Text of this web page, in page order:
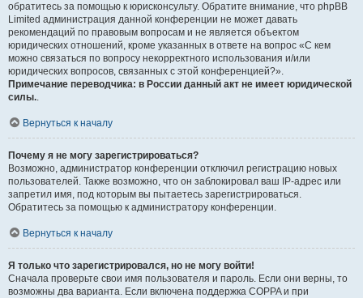
обратитесь за помощью к юрисконсульту. Обратите внимание, что phpBB
Limited администрация данной конференции не может давать
рекомендаций по правовым вопросам и не является объектом
юридических отношений, кроме указанных в ответе на вопрос «С кем
можно связаться по вопросу некорректного использования и/или
юридических вопросов, связанных с этой конференцией?».
Примечание переводчика: в России данный акт не имеет юридической
силы..
Вернуться к началу
Почему я не могу зарегистрироваться?
Возможно, администратор конференции отключил регистрацию новых
пользователей. Также возможно, что он заблокировал ваш IP-адрес или
запретил имя, под которым вы пытаетесь зарегистрироваться.
Обратитесь за помощью к администратору конференции.
Вернуться к началу
Я только что зарегистрировался, но не могу войти!
Сначала проверьте свои имя пользователя и пароль. Если они верны, то
возможны два варианта. Если включена поддержка COPPA и при